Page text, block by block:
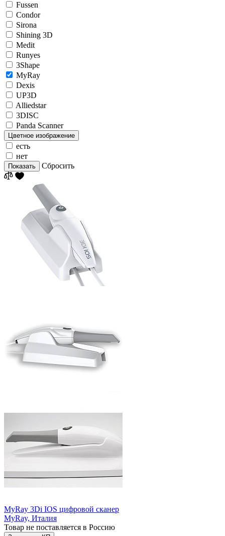
Fussen
Condor
Sirona
Shining 3D
Medit
Runyes
3Shape
MyRay
Dexis
UP3D
Alliedstar
3DISC
Panda Scanner
Цветное изображение
есть
нет
Показать Сбросить
MyRay 3Di IOS цифровой сканер
MyRay, Италия
Товар не поставляется в Россию